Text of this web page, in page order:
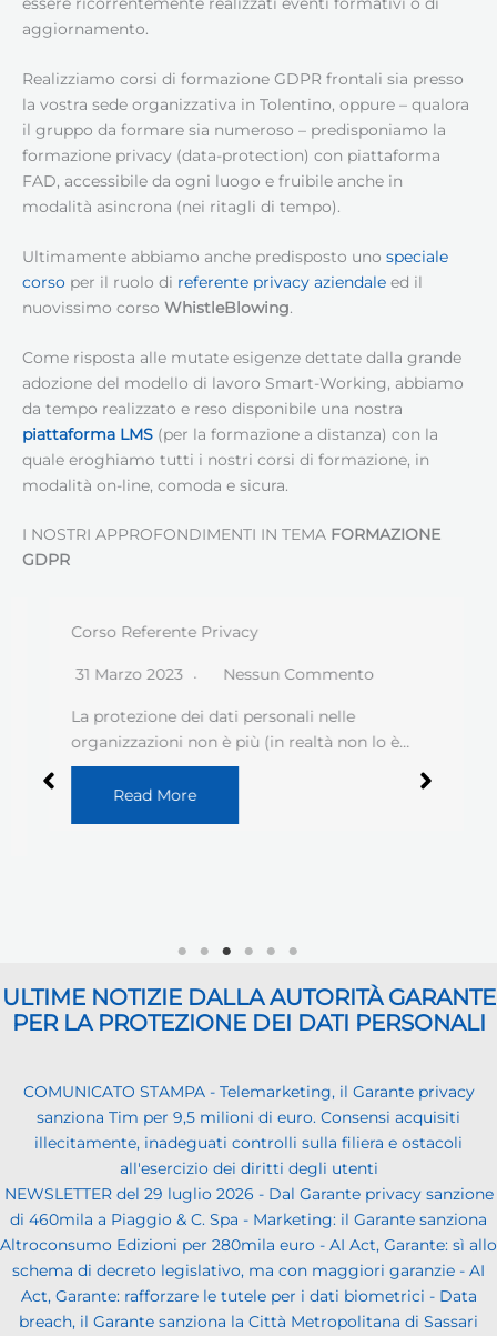
aggiornamento.
Realizziamo corsi di formazione GDPR frontali sia presso
la vostra sede organizzativa in Tolentino, oppure – qualora
il gruppo da formare sia numeroso – predisponiamo la
formazione privacy (data-protection) con piattaforma
FAD, accessibile da ogni luogo e fruibile anche in
modalità asincrona (nei ritagli di tempo).
Ultimamente abbiamo anche predisposto uno speciale
corso per il ruolo di referente privacy aziendale ed il
nuovissimo corso WhistleBlowing.
Come risposta alle mutate esigenze dettate dalla grande
adozione del modello di lavoro Smart-Working, abbiamo
da tempo realizzato e reso disponibile una nostra
piattaforma LMS (per la formazione a distanza) con la
quale eroghiamo tutti i nostri corsi di formazione, in
modalità on-line, comoda e sicura.
I NOSTRI APPROFONDIMENTI IN TEMA FORMAZIONE
GDPR
Corso Referente Privacy
31 Marzo 2023 Nessun Commento
La protezione dei dati personali nelle
organizzazioni non è più (in realtà non lo è…
Read More
ULTIME NOTIZIE DALLA AUTORITÀ GARANTE
PER LA PROTEZIONE DEI DATI PERSONALI
COMUNICATO STAMPA - Telemarketing, il Garante privacy
sanziona Tim per 9,5 milioni di euro. Consensi acquisiti
illecitamente, inadeguati controlli sulla filiera e ostacoli
all'esercizio dei diritti degli utenti
NEWSLETTER del 29 luglio 2026 - Dal Garante privacy sanzione
di 460mila a Piaggio & C. Spa - Marketing: il Garante sanziona
Altroconsumo Edizioni per 280mila euro - AI Act, Garante: sì allo
schema di decreto legislativo, ma con maggiori garanzie - AI
Act, Garante: rafforzare le tutele per i dati biometrici - Data
breach, il Garante sanziona la Città Metropolitana di Sassari